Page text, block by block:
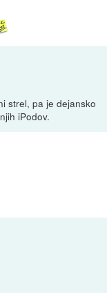
strel, pa je dejansko
iPodov.